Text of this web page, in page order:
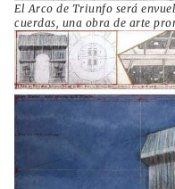
El Arco de Triunfo será
cuerdas, una obra de arte